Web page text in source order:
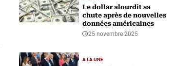
Le dollar alourdit sa
chute après de nouvelles
données américaines
25 novembre 2025
A LA UNE